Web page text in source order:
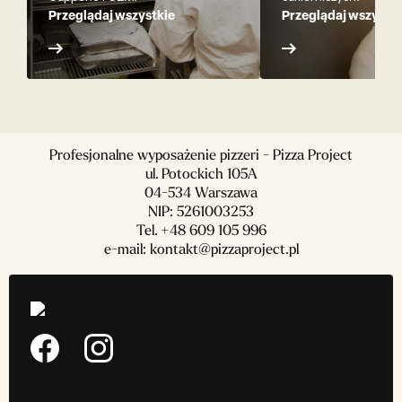
Przeglądaj wszystkie
Przeglądaj
Profesjonalne wyposażenie pizzeri - Pizza Project
ul. Potockich 105A
04-534 Warszawa
NIP: 5261003253
Tel. +48 609 105 996
e-mail: kontakt@pizzaproject.pl